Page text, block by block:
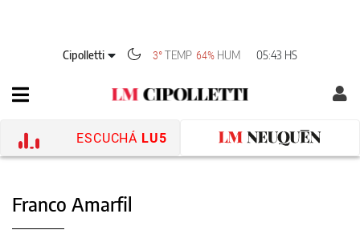
Cipolletti 3° TEMP 64% HUM 05:43 HS
ESCUCHÁ LU5
Franco Amarfil